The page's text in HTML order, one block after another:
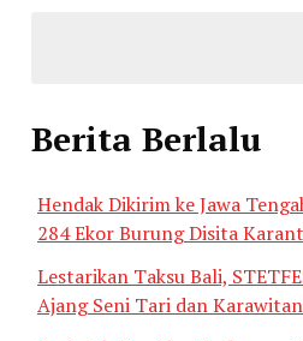
Berita Berlalu
Hendak Dikirim ke Jawa
284 Ekor Burung Disita
Lestarikan Taksu Bali,
Ajang Seni Tari dan